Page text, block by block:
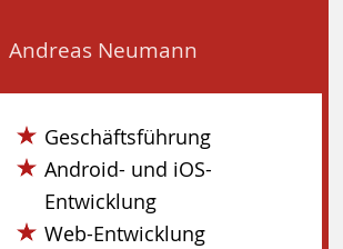
Andreas Neumann
Geschäftsführung
Android- und iOS-
Entwicklung
Web-Entwicklung